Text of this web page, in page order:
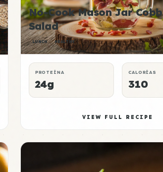
No-Cook Mason Jar Cobb
Salad
LUNCH HEALTHY
PROTEÍNA
24g
CALORÍAS
310
VIEW FULL RECIPE